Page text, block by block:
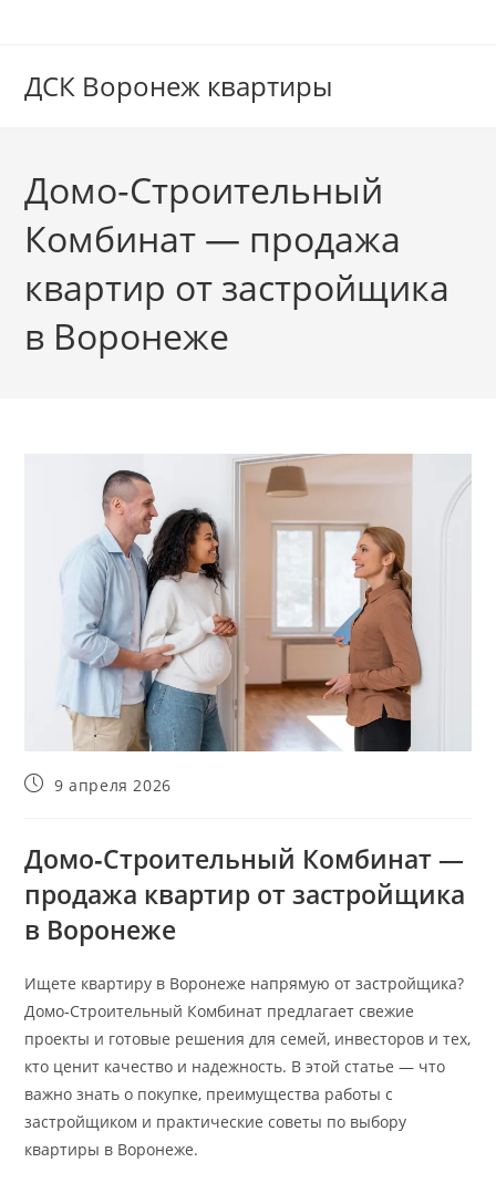
ДСК Воронеж квартиры
Домо‑Строительный
Комбинат — продажа
квартир от застройщика
в Воронеже
Запись9 апреля 2026
Домо‑Строительный Комбинат —
продажа квартир от застройщика
в Воронеже
Ищете квартиру в Воронеже напрямую от застройщика?
Домо‑Строительный Комбинат предлагает свежие
проекты и готовые решения для семей, инвесторов и тех,
кто ценит качество и надежность. В этой статье — что
важно знать о покупке, преимущества работы с
застройщиком и практические советы по выбору
квартиры в Воронеже.